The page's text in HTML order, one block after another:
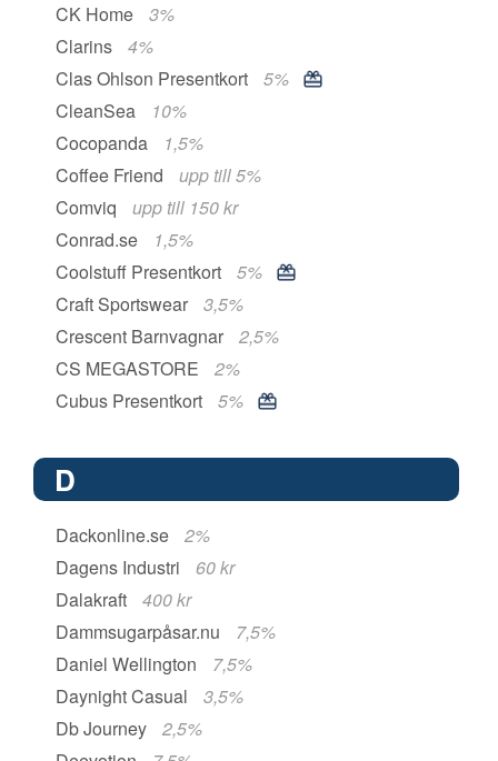
CK Home
3%
Clarins
4%
Clas Ohlson Presentkort
5%
CleanSea
10%
Cocopanda
1,5%
Coffee Friend
upp till 5%
Comviq
upp till 150 kr
Conrad.se
1,5%
Coolstuff Presentkort
5%
Craft Sportswear
3,5%
Crescent Barnvagnar
2,5%
CS MEGASTORE
2%
Cubus Presentkort
5%
D
Dackonline.se
2%
Dagens Industri
60 kr
Dalakraft
400 kr
Dammsugarpåsar.nu
7,5%
Daniel Wellington
7,5%
Daynight Casual
3,5%
Db Journey
2,5%